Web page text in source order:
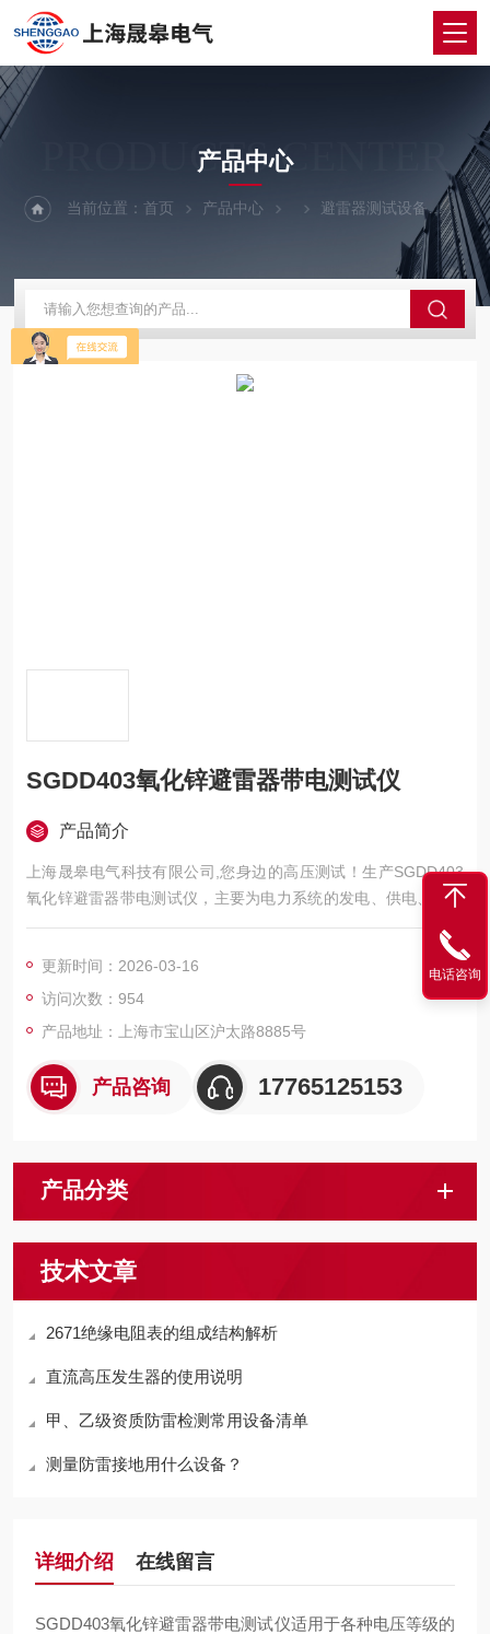
PRODUCTS CENTER
产品中心
当前位置：首页 产品中心 避雷器测试设备
SGDD403氧化锌避雷器带电测试仪
产品简介
上海晟皋电气科技有限公司,您身边的高压测试！生产SGDD403
氧化锌避雷器带电测试仪，主要为电力系统的发电、供电、用电
部门，科研机构与电力设备相关的生产企业，提供的高压试验设
更新时间：2026-03-16
访问次数：954
产品地址：上海市宝山区沪太路8885号
产品咨询 17765125153
产品分类
技术文章
2671绝缘电阻表的组成结构解析
直流高压发生器的使用说明
甲、乙级资质防雷检测常用设备清单
测量防雷接地用什么设备？
详细介绍 在线留言
SGDD403氧化锌避雷器带电测试仪适用于各种电压等级的
电话咨询